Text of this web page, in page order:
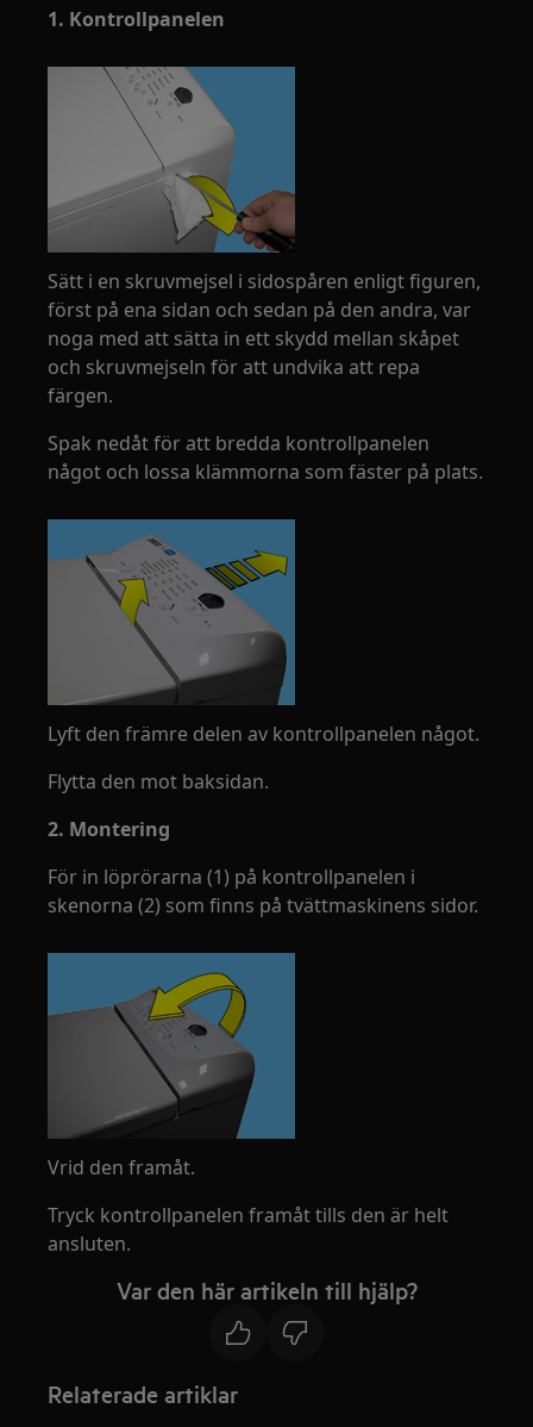
1. Kontrollpanelen
Sätt i en skruvmejsel i sidospåren enligt figuren,
först på ena sidan och sedan på den andra, var
noga med att sätta in ett skydd mellan skåpet
och skruvmejseln för att undvika att repa
färgen.
Spak nedåt för att bredda kontrollpanelen
något och lossa klämmorna som fäster på plats.
Lyft den främre delen av kontrollpanelen något.
Flytta den mot baksidan.
2. Montering
För in löprörarna (1) på kontrollpanelen i
skenorna (2) som finns på tvättmaskinens sidor.
Vrid den framåt.
Tryck kontrollpanelen framåt tills den är helt
ansluten.
Var den här artikeln till hjälp?
Relaterade artiklar